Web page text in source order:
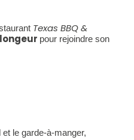
Texas BBQ &
pour rejoindre son
le garde-à-manger,